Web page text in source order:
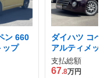
ン 660
ップ
ダイハツ コ
アルティメッ
ィションII
支払総額
67.8万円